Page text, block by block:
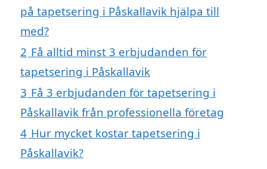
på tapetsering i Påskallavik hjälpa till
med?
2 Få alltid minst 3 erbjudanden för
tapetsering i Påskallavik
3 Få 3 erbjudanden för tapetsering i
Påskallavik från professionella företag
4 Hur mycket kostar tapetsering i
Påskallavik?